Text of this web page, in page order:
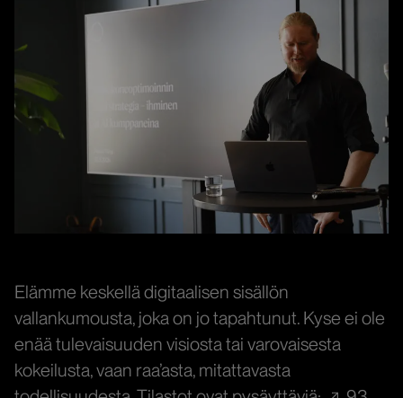
Elämme keskellä digitaalisen sisällön
vallankumousta, joka on jo tapahtunut. Kyse ei ole
enää tulevaisuuden visiosta tai varovaisesta
kokeilusta, vaan raa’asta, mitattavasta